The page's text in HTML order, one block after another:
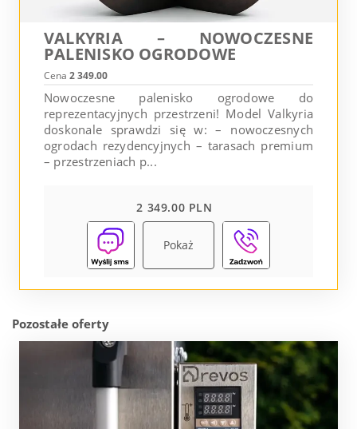
VALKYRIA – NOWOCZESNE
PALENISKO OGRODOWE
Cena 2 349.00
Nowoczesne palenisko ogrodowe do
reprezentacyjnych przestrzeni! Model Valkyria
doskonale sprawdzi się w: – nowoczesnych
ogrodach rezydencyjnych – tarasach premium
– przestrzeniach p...
2 349.00 PLN
Pokaż
Pozostałe oferty